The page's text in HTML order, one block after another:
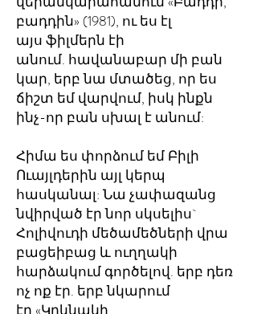
բադդին» (1981), ու ես էլ
այս ֆիլմերն էի
անում. հավանաբար մի բան
կար, երբ նա մտածեց, որ ես
ճիշտ եմ վարվում, իսկ ինքն
ինչ-որ բան սխալ է անում:
Հիմա ես փորձում եմ Բիլի
Ուայլդերին այլ կերպ
հասկանալ: Նա չափազանց
նվիրված էր նոր սկսելիս`
Հոլիվուդի մեծամեծների վրա
բացեիբաց և ուղղակի
հարձակում գործելով. երբ դեռ
ոչ ոք էր. երբ նկարում
էր «Կրկնակի